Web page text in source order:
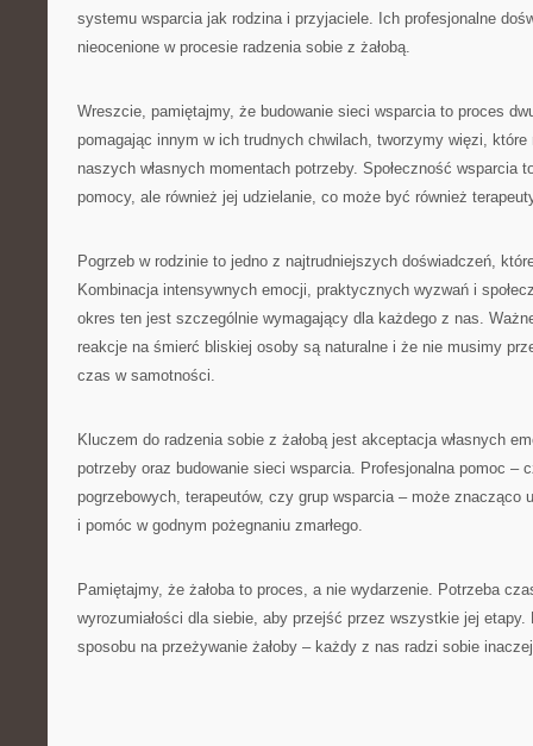
systemu wsparcia jak rodzina i przyjaciele. Ich profesjonalne
nieocenione w procesie radzenia sobie z żałobą.
Wreszcie, pamiętajmy, że budowanie sieci wsparcia to proces
pomagając innym w ich trudnych chwilach, tworzymy więzi,
naszych własnych momentach potrzeby. Społeczność wsparcia
pomocy, ale również jej udzielanie, co może być również
Pogrzeb w rodzinie to jedno z najtrudniejszych doświadczeń,
Kombinacja intensywnych emocji, praktycznych wyzwań i
okres ten jest szczególnie wymagający dla każdego z nas.
reakcje na śmierć bliskiej osoby są naturalne i że nie musimy
czas w samotności.
Kluczem do radzenia sobie z żałobą jest akceptacja własnych
potrzeby oraz budowanie sieci wsparcia. Profesjonalna pomoc –
pogrzebowych, terapeutów, czy grup wsparcia – może znacząco
i pomóc w godnym pożegnaniu zmarłego.
Pamiętajmy, że żałoba to proces, a nie wydarzenie. Potrzeba
wyrozumiałości dla siebie, aby przejść przez wszystkie jej etapy.
sposobu na przeżywanie żałoby – każdy z nas radzi sobie